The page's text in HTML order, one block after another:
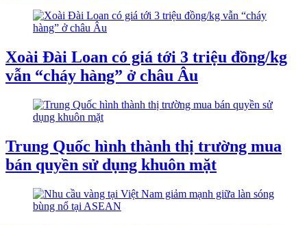
Xoài Đài Loan có giá tới 3 triệu đồng/kg
vẫn “cháy hàng” ở châu Âu
Trung Quốc hình thành thị trường mua
bán quyền sử dụng khuôn mặt